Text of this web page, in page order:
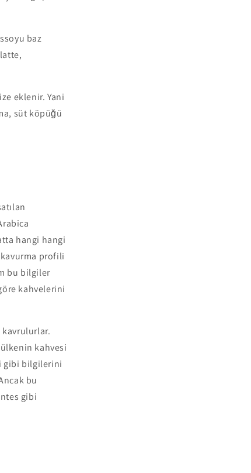
baz
eklenir. Yani
süt köpüğü
hangi hangi
profili
bu bilgiler
kahvelerini
kahvesi
gibi bilgilerini
bu
gibi